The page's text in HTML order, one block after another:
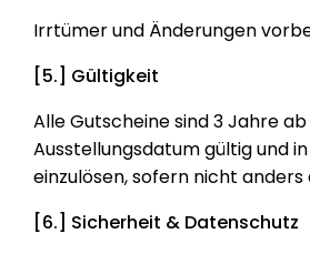
Irrtümer und Änderungen
[5.] Gültigkeit
Alle Gutscheine sind 3 Jahre ab
Ausstellungsdatum gültig und
einzulösen, sofern nicht anders
[6.] Sicherheit & Datenschutz